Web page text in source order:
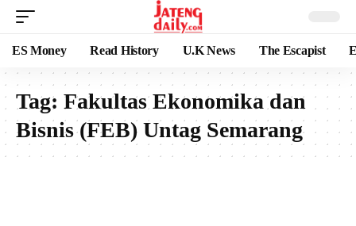
ES Money Read History U.K News The Escapist
Tag: Fakultas Ekonomika dan
Bisnis (FEB) Untag Semarang